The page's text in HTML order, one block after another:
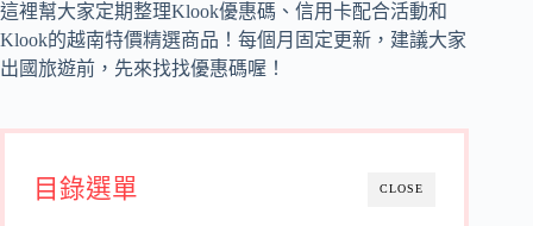
這裡幫大家定期整理Klook優惠碼、信用卡配合活動和
Klook的越南特價精選商品！每個月固定更新，建議大家
出國旅遊前，先來找找優惠碼喔！
CLOSE
目錄選單